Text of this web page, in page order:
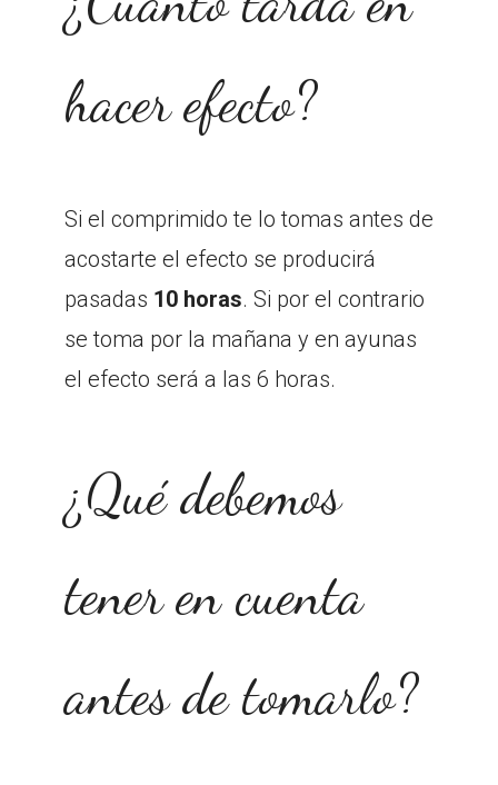
hacer efecto?
Si el comprimido te lo tomas antes de
acostarte el efecto se producirá
pasadas 10 horas. Si por el contrario
se toma por la mañana y en ayunas
el efecto será a las 6 horas.
¿Qué debemos
tener en cuenta
antes de tomarlo?